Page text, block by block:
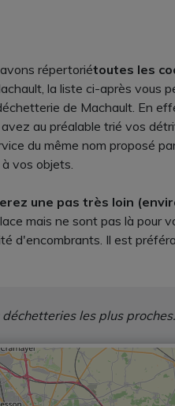
répertoriétoutes les
la liste ci-après vous
de Machault. En
au préalable trié vos
du même nom proposé
vos objets.
une pas très loin
mais ne sont pas là pour
d'encombrants. Il est
les plus proches.